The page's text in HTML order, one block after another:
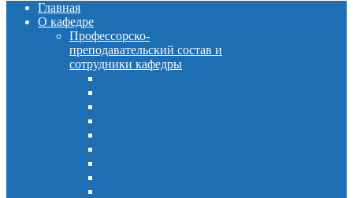
Главная
О кафедре
Профессорско-
преподавательский состав и
сотрудники кафедры